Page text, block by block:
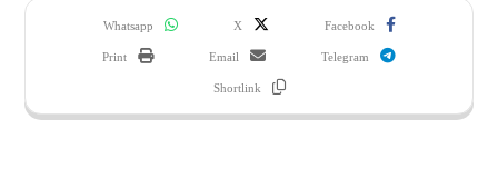
Facebook
X
Whatsapp
Telegram
Email
Print
Shortlink